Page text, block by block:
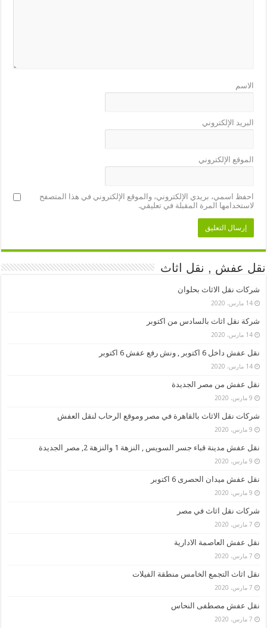
الاسم
البريد الإلكتروني
الموقع الإلكتروني
احفظ اسمي، بريدي الإلكتروني، والموقع الإلكتروني في هذا المتصفح
لاستخدامها المرة المقبلة في تعليقي.
نقل عفش , نقل اثاث
شركات نقل الاثاث بحلوان
14 مارس، 2020
شركة نقل اثاث بالسادس من اكتوبر
14 مارس، 2020
نقل عفش داخل 6 اكتوبر , ونش رفع عفش 6 اكتوبر
14 مارس، 2020
نقل عفش من مصر الجديدة
9 مارس، 2020
شركات نقل الاثاث بالقاهرة في مصر وموقع الرحاب لنقل العفش
9 مارس، 2020
نقل عفش مدينة قباء جسر السويس , النزهة 1 والنزهة 2, مصر الجديدة
9 مارس، 2020
نقل عفش ميدان الحصرى 6 اكتوبر
9 مارس، 2020
شركات نقل اثاث في مصر
7 مارس، 2020
نقل عفش العاصمة الادارية
7 مارس، 2020
نقل اثاث التجمع الخامس منطقة الفيلات
7 مارس، 2020
نقل عفش مصطفى النحاس
7 مارس، 2020